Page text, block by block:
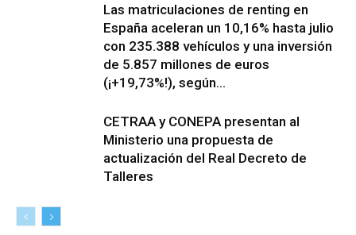
Las matriculaciones de renting en
España aceleran un 10,16% hasta julio
con 235.388 vehículos y una inversión
de 5.857 millones de euros
(¡+19,73%!), según...
CETRAA y CONEPA presentan al
Ministerio una propuesta de
actualización del Real Decreto de
Talleres